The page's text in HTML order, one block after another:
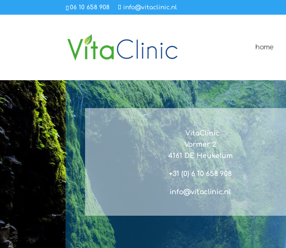
06 10 658 908 info@vitaclinic.nl
home
VitaClinic
Vormer 2
4161 DE Heukelum
+31 (0) 6 10 658 908
info@vitaclinic.nl